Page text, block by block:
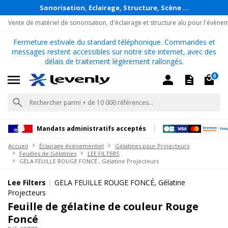
Sonorisation, Eclairage, Structure, Scène ...
Vente de matériel de sonorisation, d'éclairage et structure alu pour
Fermeture estivale du standard téléphonique. Commandes et
messages restent accessibles sur notre site internet, avec des
délais de traitement légèrement rallongés.
0
Mandats administratifs acceptés
Accueil Éclairage évènementiel
Gélatines pour Projecteurs
Feuilles de Gélatines
LEE FILTERS
GELA FEUILLE ROUGE FONCÉ , Gélatine Projecteurs
Lee Filters | GELA FEUILLE ROUGE FONCÉ, Gélatine
Projecteurs
Feuille de gélatine de couleur Rouge
Foncé